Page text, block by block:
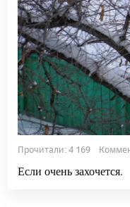
Прочитали: 4 169
Если очень захочется.